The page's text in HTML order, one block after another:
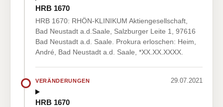
HRB 1670
HRB 1670: RHÖN-KLINIKUM Aktiengesellschaft,
Bad Neustadt a.d.Saale, Salzburger Leite 1, 97616
Bad Neustadt a.d. Saale. Prokura erloschen: Heim,
André, Bad Neustadt a.d. Saale, *XX.XX.XXXX.
VERÄNDERUNGEN 29.07.2021
HRB 1670